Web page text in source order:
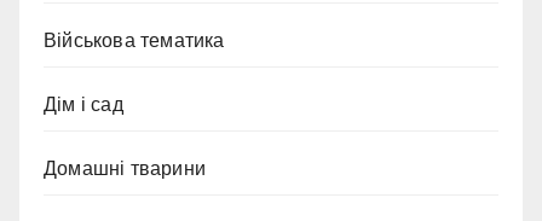
Військова тематика
Дім і сад
Домашні тварини